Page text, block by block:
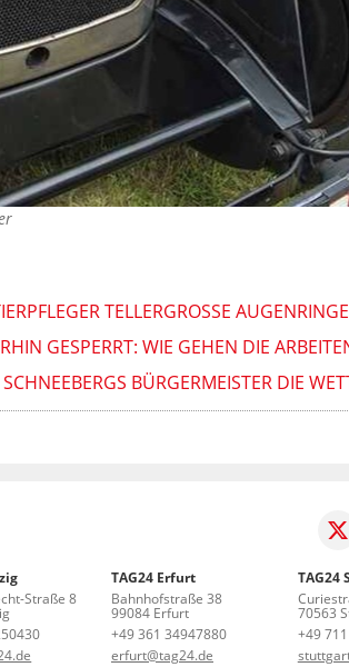
TELLERGROSSE AUGENRINGE
GESPERRT: WIE GEHEN DIE
BÜRGERMEISTER DIE
Straße 8
TAG24 Erfurt
Bahnhofstraße 38
99084 Erfurt
+49 361 34947880
erfurt@tag24.de
TAG24
70563
+49